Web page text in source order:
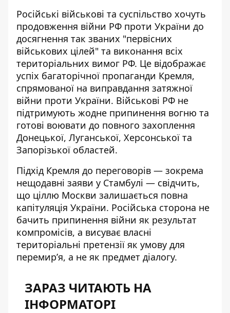
Російські військові та суспільство хочуть
продовження війни РФ проти України до
досягнення так званих "первісних
військових цілей" та виконання всіх
територіальних вимог РФ. Це відображає
успіх багаторічної пропаганди Кремля,
спрямованої на виправдання затяжної
війни проти України. Військові РФ не
підтримують жодне припинення вогню та
готові воювати до повного захоплення
Донецької, Луганської, Херсонської та
Запорізької областей.
Підхід Кремля до переговорів — зокрема
нещодавні заяви у Стамбулі — свідчить,
що ціллю Москви залишається повна
капітуляція України. Російська сторона не
бачить припинення війни як результат
компромісів, а висуває власні
територіальні претензії як умову для
перемир’я, а не як предмет діалогу.
ЗАРАЗ ЧИТАЮТЬ НА
ІНФОРМАТОРІ